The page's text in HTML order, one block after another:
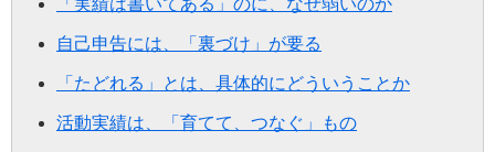
「実績は書いてある」のに、なぜ弱いのか
自己申告には、「裏づけ」が要る
「たどれる」とは、具体的にどういうことか
活動実績は、「育てて、つなぐ」もの